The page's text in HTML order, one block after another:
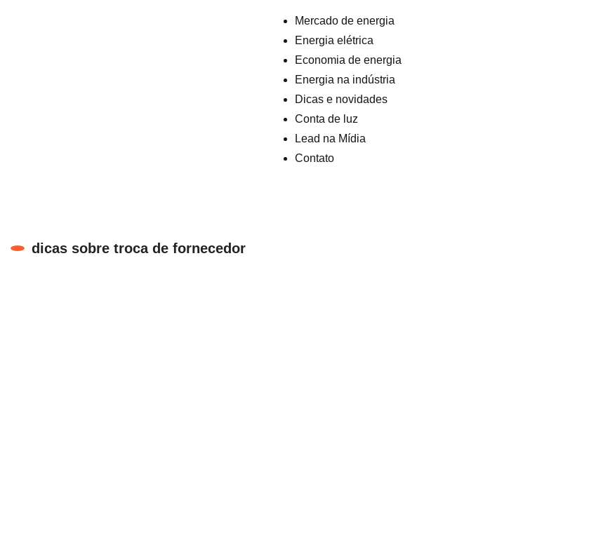
Mercado de energia
Energia elétrica
Economia de energia
Energia na indústria
Dicas e novidades
Conta de luz
Lead na Mídia
Contato
dicas sobre troca de fornecedor